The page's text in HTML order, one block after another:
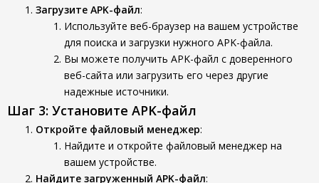
Загрузите APK-файл:
Используйте веб-браузер на вашем устройстве
для поиска и загрузки нужного APK-файла.
Вы можете получить APK-файл с доверенного
веб-сайта или загрузить его через другие
надежные источники.
Шаг 3: Установите APK-файл
Откройте файловый менеджер:
Найдите и откройте файловый менеджер на
вашем устройстве.
Найдите загруженный APK-файл: